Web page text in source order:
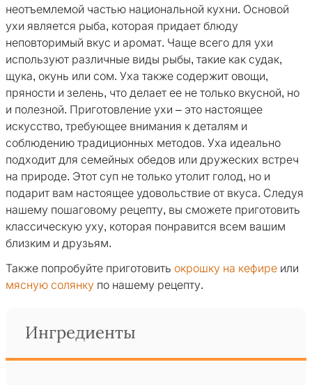
неотъемлемой частью национальной кухни. Основой
ухи является рыба, которая придает блюду
неповторимый вкус и аромат. Чаще всего для ухи
используют различные виды рыбы, такие как судак,
щука, окунь или сом. Уха также содержит овощи,
пряности и зелень, что делает ее не только вкусной, но
и полезной. Приготовление ухи – это настоящее
искусство, требующее внимания к деталям и
соблюдению традиционных методов. Уха идеально
подходит для семейных обедов или дружеских встреч
на природе. Этот суп не только утолит голод, но и
подарит вам настоящее удовольствие от вкуса. Следуя
нашему пошаговому рецепту, вы сможете приготовить
классическую уху, которая понравится всем вашим
близким и друзьям.
Также попробуйте приготовить окрошку на кефире или
мясную солянку по нашему рецепту.
Ингредиенты